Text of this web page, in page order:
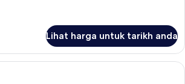
Lihat harga untuk tarikh anda
Superior Suite | Bar mini, peti besi